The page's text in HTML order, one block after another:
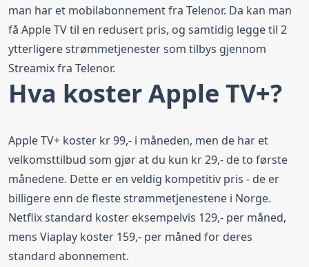
man har et mobilabonnement fra Telenor. Da kan man
få Apple TV til en redusert pris, og samtidig legge til 2
ytterligere strømmetjenester som tilbys gjennom
Streamix fra Telenor.
Hva koster Apple TV+?
Apple TV+ koster kr 99,- i måneden, men de har et
velkomsttilbud som gjør at du kun kr 29,- de to første
månedene. Dette er en veldig kompetitiv pris - de er
billigere enn de fleste strømmetjenestene i Norge.
Netflix standard koster eksempelvis 129,- per måned,
mens Viaplay koster 159,- per måned for deres
standard abonnement.